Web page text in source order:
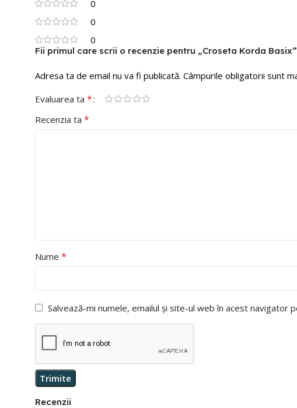
0
0
0
Recenzii
Fii primul care scrii o recenzie pentru „Croseta Korda Basix”
Adresa ta de email nu va fi publicată. Câmpurile obligatorii sunt
Evaluarea ta *
Recenzia ta *
Nume *
Salvează-mi numele, emailul și site-ul web în acest navigator